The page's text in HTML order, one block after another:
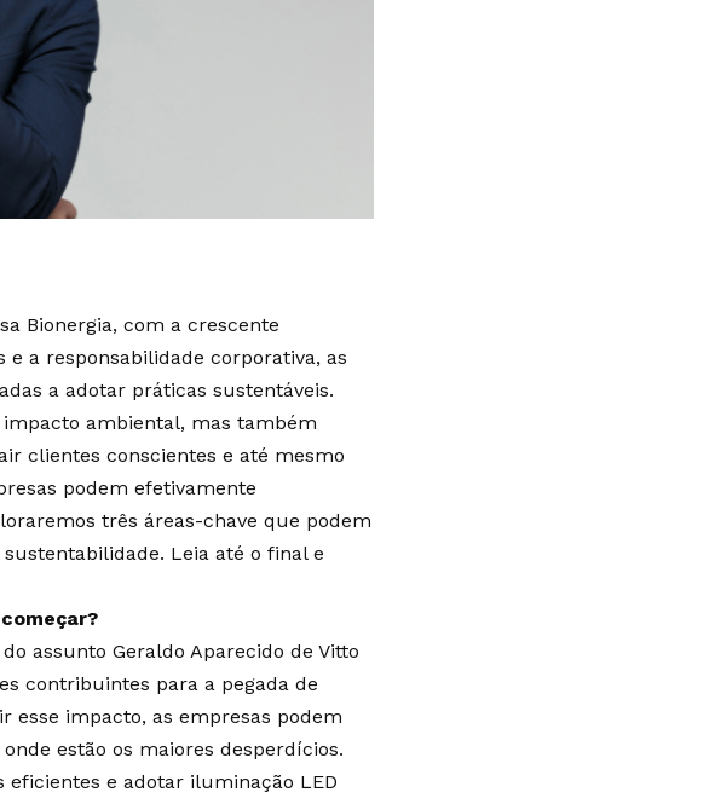
Bionergia, com a crescente
a responsabilidade corporativa, as
a adotar práticas sustentáveis.
ambiental, mas também
clientes conscientes e até mesmo
podem efetivamente
três áreas-chave que podem
Leia até o final e
assunto Geraldo Aparecido de Vitto
contribuintes para a pegada de
esse impacto, as empresas podem
estão os maiores desperdícios.
e adotar iluminação LED